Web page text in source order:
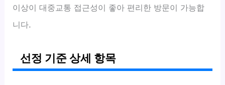
이상이 대중교통 접근성이 좋아 편리한 방문이 가능합
니다.
선정 기준 상세 항목